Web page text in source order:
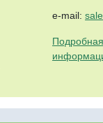
e-mail: